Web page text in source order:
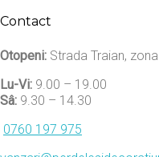
Contact
Otopeni: Strada Traian,
Lu-Vi: 9.00 – 19.00
Sâ: 9.30 – 14.30
0760 197 975